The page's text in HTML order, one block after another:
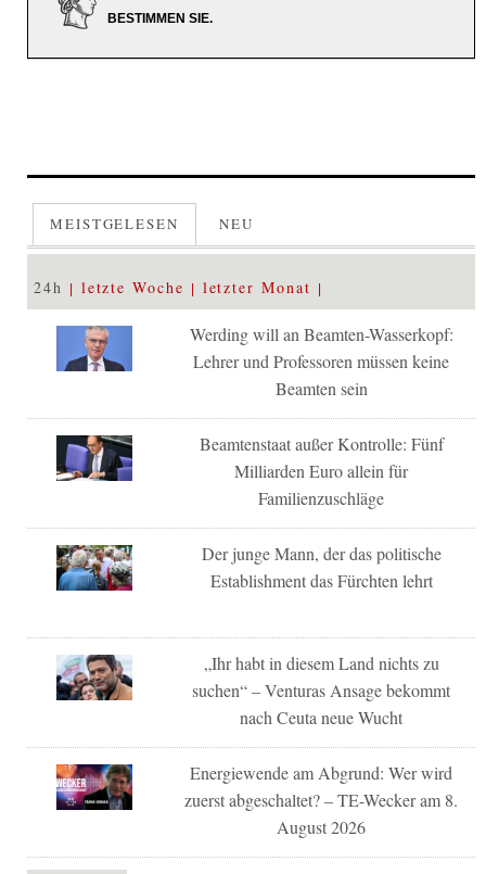
BESTIMMEN SIE.
MEISTGELESEN NEU
24h letzte Woche letzter Monat
Werding will an Beamten-Wasserkopf:
Lehrer und Professoren müssen keine
Beamten sein
Beamtenstaat außer Kontrolle: Fünf
Milliarden Euro allein für
Familienzuschläge
Der junge Mann, der das politische
Establishment das Fürchten lehrt
„Ihr habt in diesem Land nichts zu
suchen“ – Venturas Ansage bekommt
nach Ceuta neue Wucht
Energiewende am Abgrund: Wer wird
zuerst abgeschaltet? – TE-Wecker am 8.
August 2026